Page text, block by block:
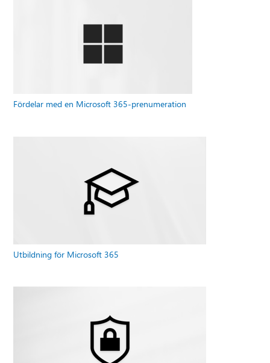
Fördelar med en Microsoft 365-prenumeration
Utbildning för Microsoft 365